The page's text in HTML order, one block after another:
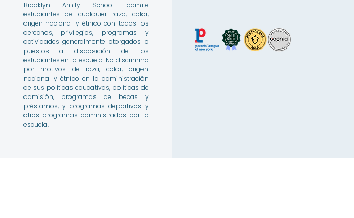
Brooklyn Amity School admite
estudiantes de cualquier raza, color,
origen nacional y étnico con todos los
derechos, privilegios, programas y
actividades generalmente otorgados o
puestos a disposición de los
estudiantes en la escuela. No discrimina
por motivos de raza, color, origen
nacional y étnico en la administración
de sus políticas educativas, políticas de
admisión, programas de becas y
préstamos, y programas deportivos y
otros programas administrados por la
escuela.